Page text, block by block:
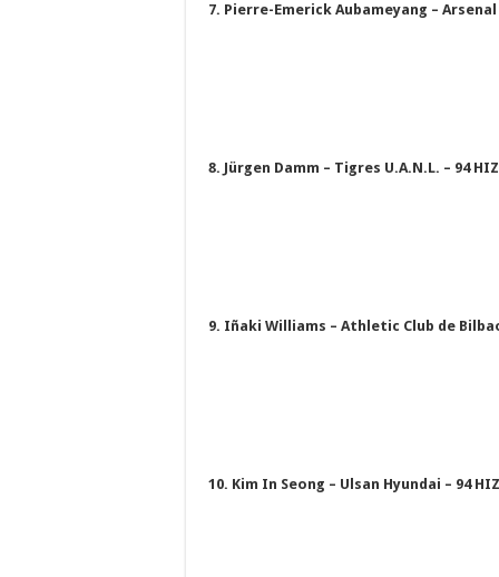
7. Pierre-Emerick Aubameyang – Arsenal
8. Jürgen Damm – Tigres U.A.N.L. – 94 HIZ
9. Iñaki Williams – Athletic Club de
10. Kim In Seong – Ulsan Hyundai – 94 HIZ